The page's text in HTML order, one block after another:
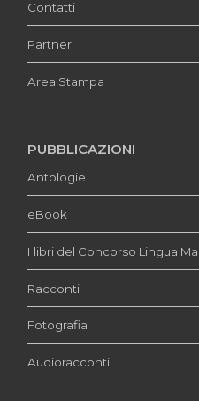
Contatti
Partner
Area Stampa
PUBBLICAZIONI
Antologie
eBook
I libri del Concorso Lingua
Racconti
Fotografia
Audioracconti